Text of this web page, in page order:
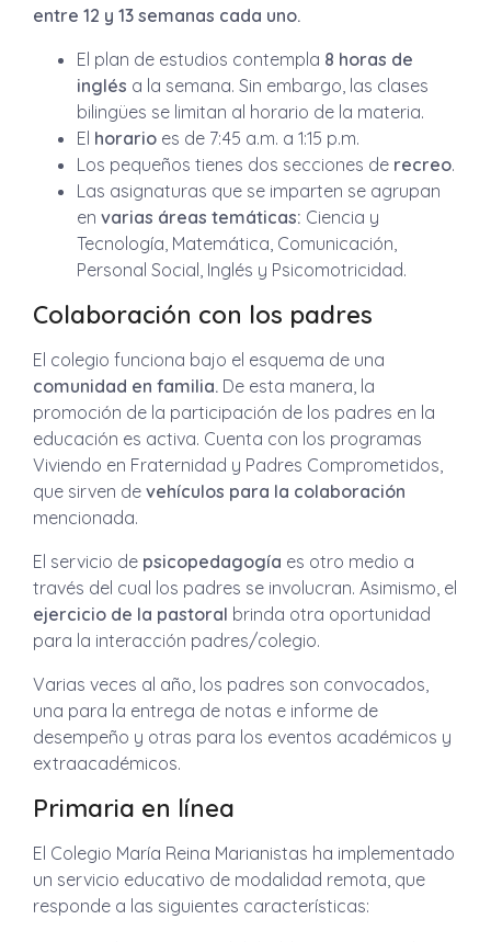
entre 12 y 13 semanas cada uno.
El plan de estudios contempla 8 horas de
inglés a la semana. Sin embargo, las clases
bilingües se limitan al horario de la materia.
El horario es de 7:45 a.m. a 1:15 p.m.
Los pequeños tienes dos secciones de recreo.
Las asignaturas que se imparten se agrupan
en varias áreas temáticas: Ciencia y
Tecnología, Matemática, Comunicación,
Personal Social, Inglés y Psicomotricidad.
Colaboración con los padres
El colegio funciona bajo el esquema de una
comunidad en familia. De esta manera, la
promoción de la participación de los padres en la
educación es activa. Cuenta con los programas
Viviendo en Fraternidad y Padres Comprometidos,
que sirven de vehículos para la colaboración
mencionada.
El servicio de psicopedagogía es otro medio a
través del cual los padres se involucran. Asimismo, el
ejercicio de la pastoral brinda otra oportunidad
para la interacción padres/colegio.
Varias veces al año, los padres son convocados,
una para la entrega de notas e informe de
desempeño y otras para los eventos académicos y
extraacadémicos.
Primaria en línea
El Colegio María Reina Marianistas ha implementado
un servicio educativo de modalidad remota, que
responde a las siguientes características: